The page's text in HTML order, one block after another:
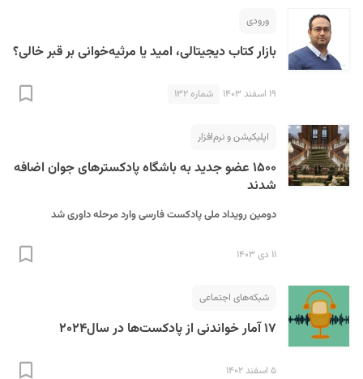
ورودی
بازار کتاب دیجیتالی، امید یا مرثیه‌خوانی بر قبر خالی؟
۱۹ اسفند ۱۴۰۳ شماره ۱۳۲
اپلیکیشن و نرم‌افزار
۱۵۰۰ عضو جدید به باشگاه پادکسترهای جوان اضافه
شدند
دومین رویداد ملی پادکست فارسی وارد مرحله داوری شد
۱۱ دی ۱۴۰۳
شبکه‌های اجتماعی
۱۷ آمار خواندنی از پادکست‌ها در سال۲۰۲۴
۵ اسفند ۱۴۰۲